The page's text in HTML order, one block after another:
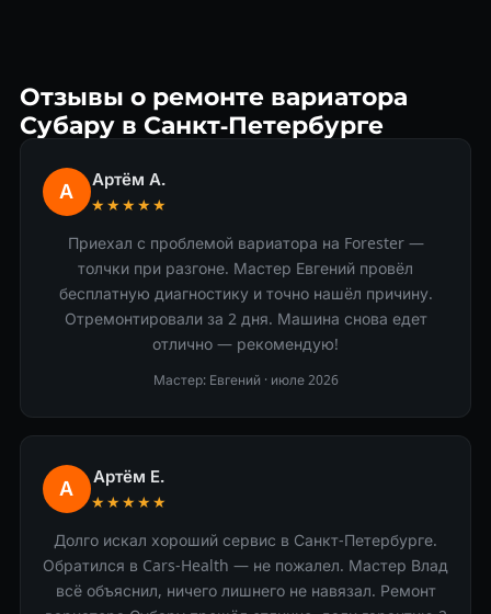
Отзывы о ремонте вариатора
Субару в Санкт-Петербурге
А Артём А.
★★★★★
Приехал с проблемой вариатора на Forester —
толчки при разгоне. Мастер Евгений провёл
бесплатную диагностику и точно нашёл причину.
Отремонтировали за 2 дня. Машина снова едет
отлично — рекомендую!
Мастер: Евгений · июле 2026
А Артём Е.
★★★★★
Долго искал хороший сервис в Санкт-Петербурге.
Обратился в Cars-Health — не пожалел. Мастер Влад
всё объяснил, ничего лишнего не навязал. Ремонт